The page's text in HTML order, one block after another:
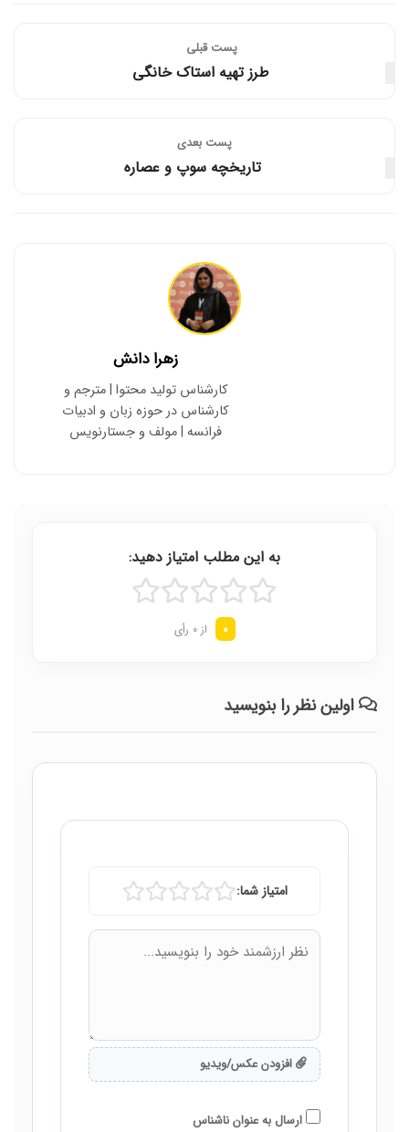
پست قبلی
طرز تهیه استاک خانگی
پست‌ بعدی
تاریخچه سوپ و عصاره
زهرا دانش
کارشناس تولید محتوا | مترجم و
کارشناس در حوزه زبان و ادبیات
فرانسه | مولف و جستارنویس
به این مطلب امتیاز دهید:
0 از 0 رأی
اولین نظر را بنویسید
امتیاز شما:
افزودن عکس/ویدیو
ارسال به عنوان ناشناس